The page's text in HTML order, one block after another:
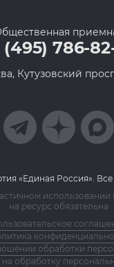
(495) 786-
Кутузовский
«Единая Россия».
использовании
на ресурс обязательна
обработки
на обработку